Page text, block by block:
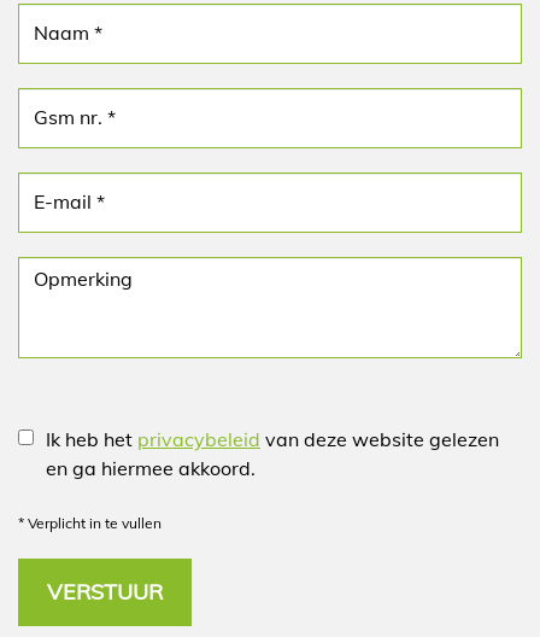
Ik heb het privacybeleid van deze website gelezen
en ga hiermee akkoord.
* Verplicht in te vullen